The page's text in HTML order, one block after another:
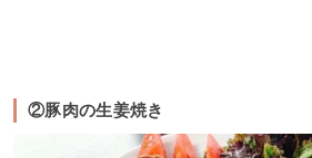
②豚肉の生姜焼き